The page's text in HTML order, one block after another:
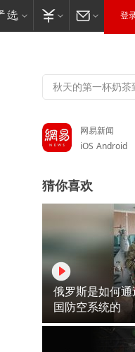
登
网易新闻
iOS Android
猜你喜欢
俄罗斯是如何
国防空系统的